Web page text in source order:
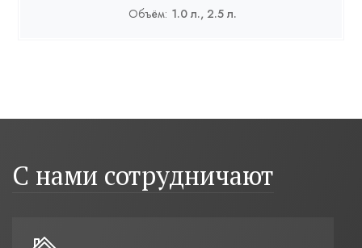
Объём: 1.0 л., 2.5 л.
С нами сотрудничают